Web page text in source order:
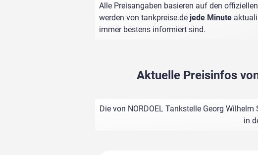
Alle Preisangaben basieren auf den
werden von tankpreise.de jede Minute
immer bestens informiert sind.
Aktuelle Preisinfos
Die von NORDOEL Tankstelle Georg
in